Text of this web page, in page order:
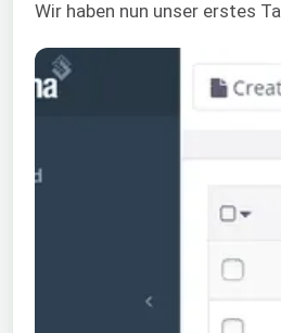
Wir haben nun unser erstes